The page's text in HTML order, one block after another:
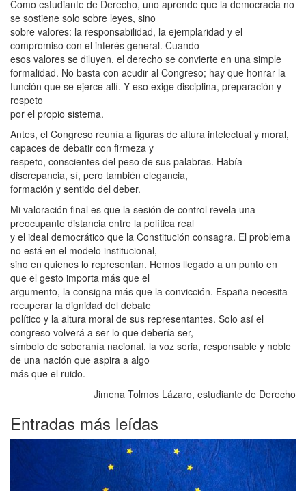
Como estudiante de Derecho, uno aprende que la democracia no
se sostiene solo sobre leyes, sino
sobre valores: la responsabilidad, la ejemplaridad y el
compromiso con el interés general. Cuando
esos valores se diluyen, el derecho se convierte en una simple
formalidad. No basta con acudir al Congreso; hay que honrar la
función que se ejerce allí. Y eso exige disciplina, preparación y
respeto
por el propio sistema.
Antes, el Congreso reunía a figuras de altura intelectual y moral,
capaces de debatir con firmeza y
respeto, conscientes del peso de sus palabras. Había
discrepancia, sí, pero también elegancia,
formación y sentido del deber.
Mi valoración final es que la sesión de control revela una
preocupante distancia entre la política real
y el ideal democrático que la Constitución consagra. El problema
no está en el modelo institucional,
sino en quienes lo representan. Hemos llegado a un punto en
que el gesto importa más que el
argumento, la consigna más que la convicción. España necesita
recuperar la dignidad del debate
político y la altura moral de sus representantes. Solo así el
congreso volverá a ser lo que debería ser,
símbolo de soberanía nacional, la voz seria, responsable y noble
de una nación que aspira a algo
más que el ruido.
Jimena Tolmos Lázaro, estudiante de Derecho
Entradas más leídas